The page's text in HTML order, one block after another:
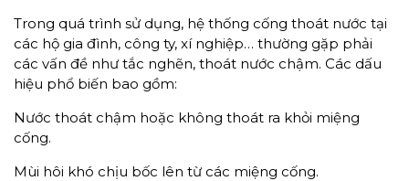
Trong quá trình sử dụng, hệ thống cống thoát nước tại
các hộ gia đình, công ty, xí nghiệp… thường gặp phải
các vấn đề như tắc nghẽn, thoát nước chậm. Các dấu
hiệu phổ biến bao gồm:
Nước thoát chậm hoặc không thoát ra khỏi miệng
cống.
Mùi hôi khó chịu bốc lên từ các miệng cống.